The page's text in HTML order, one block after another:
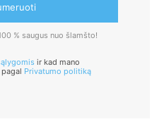
% saugus nuo šlamšto!
ir kad mano
Privatumo politiką